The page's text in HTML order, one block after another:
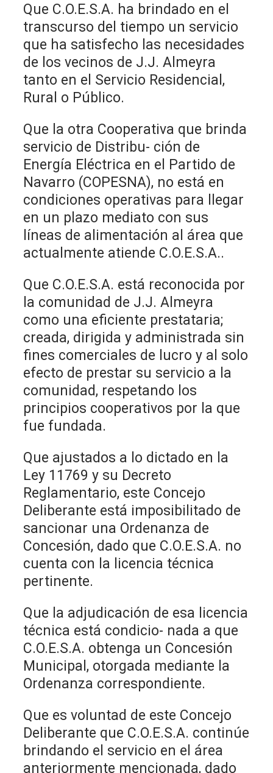
Que C.O.E.S.A. ha brindado en el
transcurso del tiempo un servicio
que ha satisfecho las necesidades
de los vecinos de J.J. Almeyra
tanto en el Servicio Residencial,
Rural o Público.
Que la otra Cooperativa que brinda
servicio de Distribu- ción de
Energía Eléctrica en el Partido de
Navarro (COPESNA), no está en
condiciones operativas para llegar
en un plazo mediato con sus
líneas de alimentación al área que
actualmente atiende C.O.E.S.A..
Que C.O.E.S.A. está reconocida por
la comunidad de J.J. Almeyra
como una eficiente prestataria;
creada, dirigida y administrada sin
fines comerciales de lucro y al solo
efecto de prestar su servicio a la
comunidad, respetando los
principios cooperativos por la que
fue fundada.
Que ajustados a lo dictado en la
Ley 11769 y su Decreto
Reglamentario, este Concejo
Deliberante está imposibilitado de
sancionar una Ordenanza de
Concesión, dado que C.O.E.S.A. no
cuenta con la licencia técnica
pertinente.
Que la adjudicación de esa licencia
técnica está condicio- nada a que
C.O.E.S.A. obtenga un Concesión
Municipal, otorgada mediante la
Ordenanza correspondiente.
Que es voluntad de este Concejo
Deliberante que C.O.E.S.A. continúe
brindando el servicio en el área
anteriormente mencionada, dado